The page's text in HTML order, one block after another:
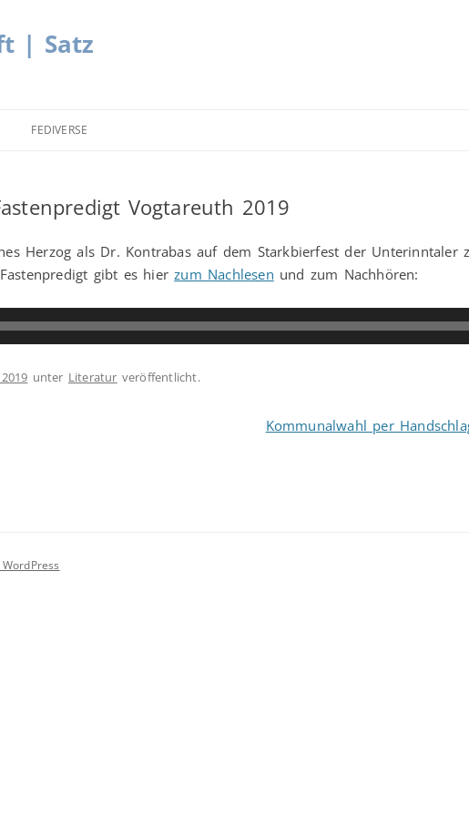
| Satz
FEDIVERSE
Vogtareuth 2019
Herzog als Dr. Kontrabas auf dem Starkbierfest der Unterinntaler
gibt es hierzum Nachlesen und zum Nachhören:
unter Literatur veröffentlicht.
Kommunalwahl per